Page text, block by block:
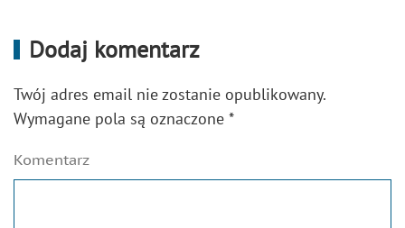
Dodaj komentarz
Twój adres email nie zostanie opublikowany.
Wymagane pola są oznaczone *
Komentarz